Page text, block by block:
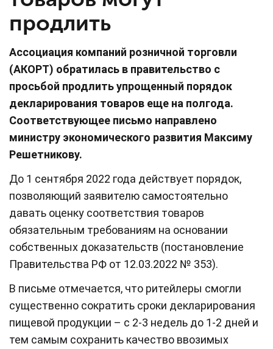
продлить
Ассоциация компаний розничной торговли
(АКОРТ) обратилась в правительство с
просьбой продлить упрощенный порядок
декларирования товаров еще на полгода.
Соответствующее письмо направлено
министру экономического развития Максиму
Решетникову.
До 1 сентября 2022 года действует порядок,
позволяющий заявителю самостоятельно
давать оценку соответствия товаров
обязательным требованиям на основании
собственных доказательств (постановление
Правительства РФ от 12.03.2022 № 353).
В письме отмечается, что ритейлеры смогли
существенно сократить сроки декларирования
пищевой продукции – с 2-3 недель до 1-2 дней и
тем самым сохранить качество ввозимых